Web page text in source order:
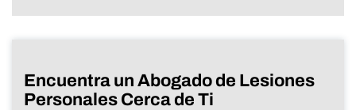
Encuentra un Abogado de Lesiones
Personales Cerca de Ti